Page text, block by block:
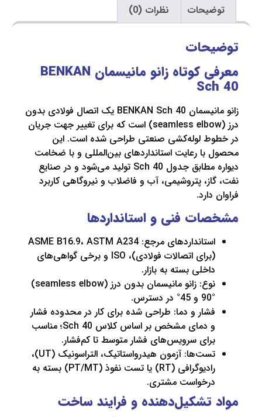
نظرات (0)
معرفی کوتاه زانو مانیسمان BENKAN
زانو مانیسمان BENKAN Sch 40 یک اتصال فولادی بدون
درز (seamless elbow) است که برای تغییر جهت جریان
لوله‌کشی صنعتی طراحی شده است. این
رعایت استانداردهای بین‌المللی و با ضخامت
دیواره مطابق جدول Sch 40 تولید می‌شود و در صنایع
پتروشیمی، آب و فاضلاب و نیروگاهی کاربرد
فنی و استانداردها
استانداردهای مرجع: ASME B16.9، ASTM A234
(برای اتصالات فولادی)، ISO و برخی گواهی‌های
بسته به بازار.
نوع: زانو مانیسمان بدون درز (seamless elbow)
و دما: طراحی شده برای کار در محدوده فشار
و دمای مشخص بر اساس کلاس Sch 40؛ مناسب
سرویس‌های فشار متوسط تا کم‌فشار.
تست‌ها: آزمون هیدرواستاتیک، التراسونیک (UT)،
رادیوگرافی (RT) یا تست نفوذ (PT/MT) بسته به
مشتری.
تشکیل‌دهنده و فرایند ساخت